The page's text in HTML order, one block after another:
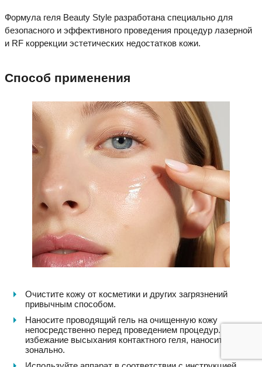
Формула геля Beauty Style разработана специально для
безопасного и эффективного проведения процедур лазерной
и RF коррекции эстетических недостатков кожи.
Способ применения
Очистите кожу от косметики и других загрязнений
привычным способом.
Наносите проводящий гель на очищенную кожу
непосредственно перед проведением процедур. Во
избежание высыхания контактного геля, наносите его
зонально.